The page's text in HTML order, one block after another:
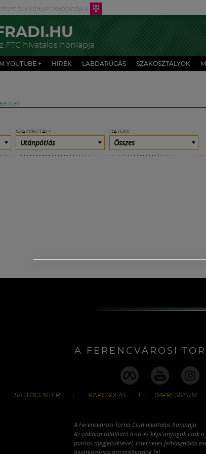
FTC hivatalos honlapja
YOUTUBE + HÍREK LABDARÚGÁS SZAKOSZTÁLYOK
SZAKOSZTÁLY
Utánpótlás
DÁTUM
Összes
A FERENCVÁROSI
SAJTÓCENTER KAPCSOLAT IMPRESSZUM
A Ferencvárosi Torna Club hivatalos honlapja
Az oldalon található írott és képi anyagok csak
pontos megjelölésével, internetes felhasználás
hivatkozással használhatóak fel.